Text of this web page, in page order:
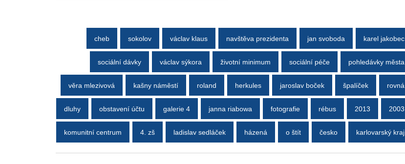
cheb sokolov václav klaus navštěva prezidenta jan svoboda karel jakobec
sociální dávky václav sýkora životní minimum sociální péče pohledávky města
věra mlezivová kašny náměstí roland herkules jaroslav boček špalíček rovná
dluhy obstavení účtu galerie 4 janna riabowa fotografie rébus 2013 2003
komunitní centrum 4. zš ladislav sedláček házená o štít česko karlovarský kraj